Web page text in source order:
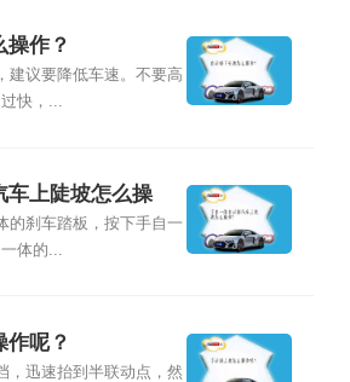
操作？
建议要降低车速。不要高
快，...
车上陡坡怎么操
的刹车踏板，按下手自一
体的...
作呢？
，迅速抬到半联动点，然